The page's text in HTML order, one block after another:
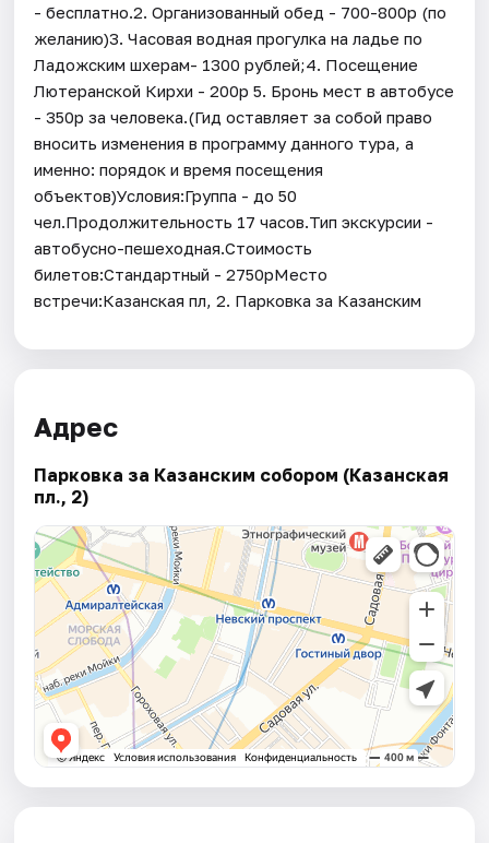
- бесплатно.2. Организованный обед - 700-800р (по
желанию)3. Часовая водная прогулка на ладье по
Ладожским шхерам- 1300 рублей;4. Посещение
Лютеранской Кирхи - 200р 5. Бронь мест в автобусе
- 350р за человека.(Гид оставляет за собой право
вносить изменения в программу данного тура, а
именно: порядок и время посещения
объектов)Условия:Группа - до 50
чел.Продолжительность 17 часов.Тип экскурсии -
автобусно-пешеходная.Стоимость
билетов:Стандартный - 2750рМесто
встречи:Казанская пл, 2. Парковка за Казанским
Адрес
Парковка за Казанским собором (Казанская
пл., 2)